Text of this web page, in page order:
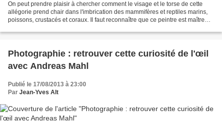
On peut prendre plaisir à chercher comment le visage et le torse de cette
allégorie prend chair dans l'imbrication des mammifères et reptiles marins,
poissons, crustacés et coraux. Il faut reconnaître que ce peintre est maître
Photographie : retrouver cette curiosité de l'œil
avec Andreas Mahl
Publié le 17/08/2013 à 23:00
Par Jean-Yves Alt